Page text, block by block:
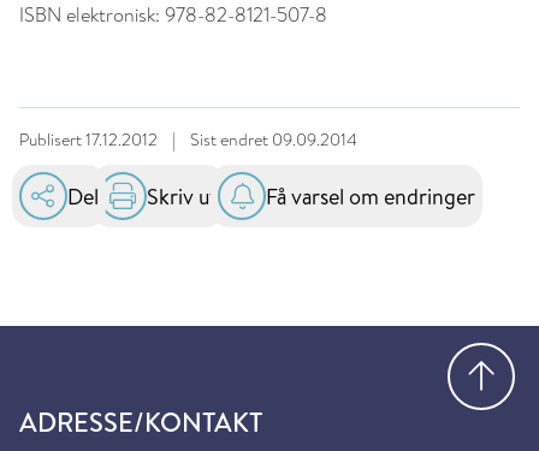
ISBN elektronisk: 978-82-8121-507-8
Publisert17.12.2012 | Sist endret 09.09.2014
Del Skriv ut Få varsel om endringer
ADRESSE/KONTAKT